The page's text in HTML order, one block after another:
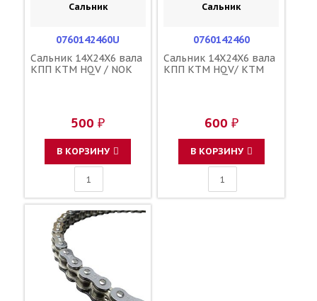
Сальник
0760142460U
Сальник 14X24X6 вала
КПП KTM HQV / NOK
500 ₽
В КОРЗИНУ
Сальник
0760142460
Сальник 14X24X6 вала
КПП KTM HQV/ KTM
600 ₽
В КОРЗИНУ